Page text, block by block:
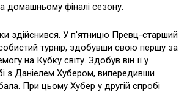
домашньому фіналі сезону.
здійснився. У п'ятницю Превц-старший
турнір, здобувши свою першу за
на Кубку світу. Здобув він її у
з Даніелем Хубером, випередивши
При цьому Хубер у другій спробі